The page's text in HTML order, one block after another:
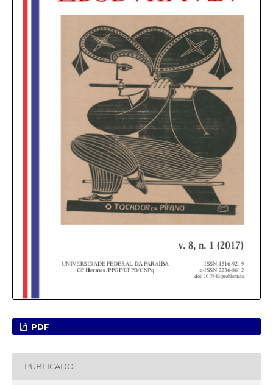
PDF
PUBLICADO